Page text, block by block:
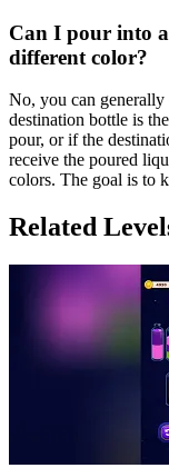
Can I pour into
different color?
No, you can
destination bottle is
pour, or if the
receive the poured
colors. The goal is to
Related